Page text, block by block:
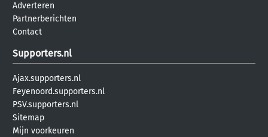
Adverteren
Partnerberichten
Contact
Supporters.nl
Ajax.supporters.nl
Feyenoord.supporters.nl
PSV.supporters.nl
Sitemap
Mijn voorkeuren